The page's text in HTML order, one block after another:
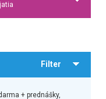
Filter
+ prednášky,